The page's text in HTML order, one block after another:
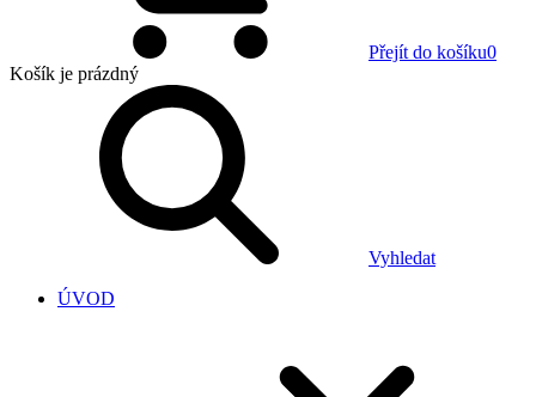
Přejít do košíku0
Košík je prázdný
Vyhledat
ÚVOD